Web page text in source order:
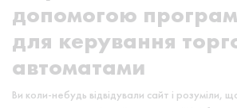
допомогою
для керування
автоматами
Ви коли-небудь відвідували сайт і розуміли,